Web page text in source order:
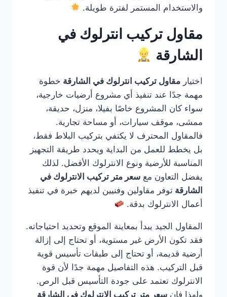
والاستخدام المستمر لفترة طويلة.
مقاول تركيب انترلوك في
الشارقة
اختيار مقاول تركيب انترلوك في الشارقة خطوة
مهمة جدًا عند تنفيذ أي مشروع أرضيات خارجية،
سواء كان المشروع خاصًا بفيلا، منزل، حديقة،
ممشى، موقف سيارات، أو مساحة تجارية.
فالمقاول المحترف لا يكتفي بتركيب البلاط فقط،
بل يخطط للعمل من البداية ويحدد طريقة التجهيز
المناسبة للأرضية ونوع الانترلوك الأفضل. لذلك
يفضل التعاون مع سعر متر تركيب الانترلوك في
الشارقة توفر مقاولين وفنيين لديهم خبرة في تنفيذ
أعمال الانترلوك بدقة.
المقاول الجيد يبدأ بمعاينة الموقع وتحديد احتياجاته.
فقد تكون الأرض غير مستوية، أو تحتاج إلى إزالة
أرضية قديمة، أو تحتاج إلى طبقات تأسيس قوية
قبل التركيب. هذه التفاصيل مهمة جدًا لأن قوة
الانترلوك تعتمد على جودة التأسيس قبل الرص.
ولهذا فإن سعر متر تركيب الانترلوك في الشارقة